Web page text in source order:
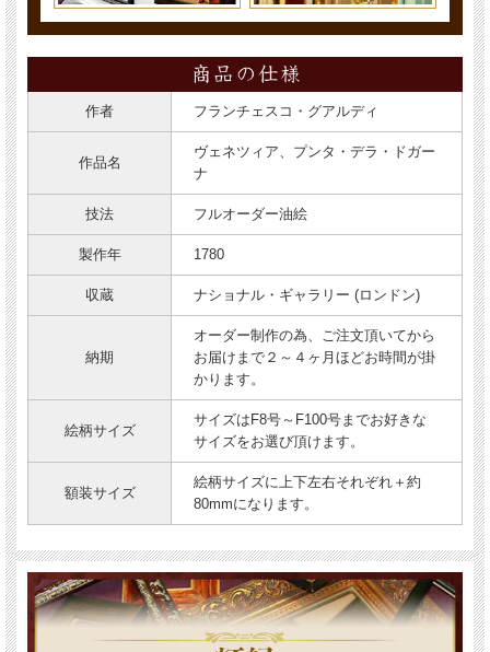
作者 フランチェスコ・グアルディ
作品名
ヴェネツィア、プンタ・デラ・ドガー
ナ
技法 フルオーダー油絵
製作年 1780
収蔵 ナショナル・ギャラリー (ロンドン)
納期
オーダー制作の為、ご注文頂いてから
お届けまで２～４ヶ月ほどお時間が掛
かります。
絵柄サイズ
サイズはF8号～F100号までお好きな
サイズをお選び頂けます。
額装サイズ
絵柄サイズに上下左右それぞれ＋約
80mmになります。